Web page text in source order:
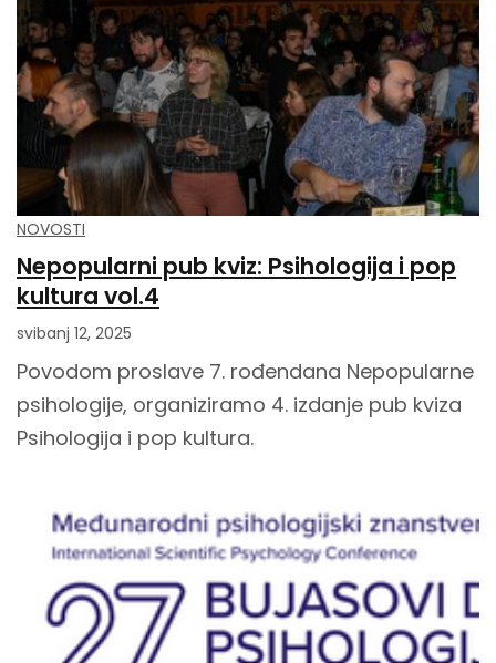
NOVOSTI
Nepopularni pub kviz: Psihologija i pop
kultura vol.4
svibanj 12, 2025
Povodom proslave 7. rođendana Nepopularne
psihologije, organiziramo 4. izdanje pub kviza
Psihologija i pop kultura.